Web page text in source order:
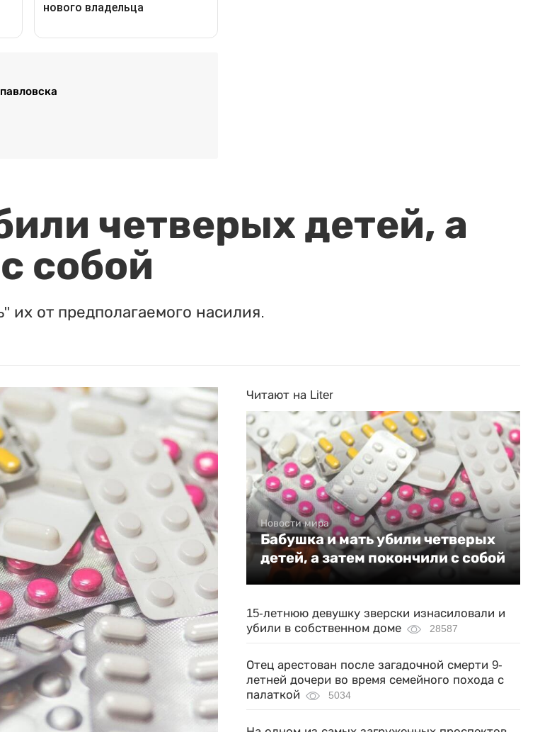
четверых детей, а
собой
от предполагаемого насилия.
Читают на Liter
Новости мира
Бабушка и мать убили четверых
детей, а затем покончили с собой
15-летнюю девушку зверски изнасиловали и
убили в собственном доме
28587
Отец арестован после загадочной смерти 9-
летней дочери во время семейного похода с
палаткой
5034